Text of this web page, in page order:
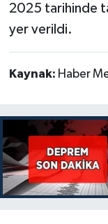
2025 tarihinde
yer verildi.
Kaynak: Haber